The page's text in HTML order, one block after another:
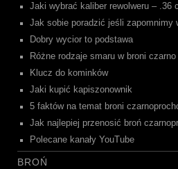
Jaki wybrać kaliber rewolweru – .36
Jak sobie poradzić jeśli zapomnimy
Dobry wycior to podstawa
Różne rodzaje smaru w broni czarno
Klucz do kominków
Jaki kupić kapiszonownik
5 faktów na temat broni
Jak najlepiej przenosić broń
Polecane kanały YouTube
BROŃ